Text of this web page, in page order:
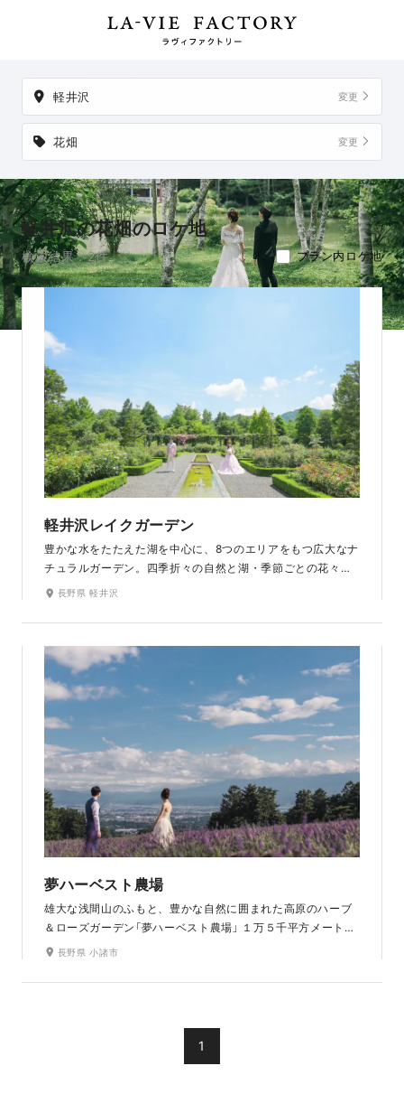
軽井沢 変更
花畑 変更
軽井沢の花畑のロケ地
検索結果：2件 プラン内ロケ地
軽井沢レイクガーデン
豊かな水をたたえた湖を中心に、8つのエリアをもつ広大なナ
チュラルガーデン。四季折々の自然と湖・季節ごとの花々・
緑のトンネル、石作りの橋、レンガの壁と「貴族のお庭」のよ
はイングリッシュローズなど160種のバラと宿根草が咲き華
やぎます。（冬季は閉園しています。）
長野県 軽井沢
夢ハーベスト農場
雄大な浅間山のふもと、豊かな自然に囲まれた高原のハーブ
＆ローズガーデン「夢ハーベスト農場」 １万５千平方メートル
の広大な敷地に、350種類を上回る各種のハーブ、1万株のラ
力のロケーション。 ラベンダーは7月上旬～下旬が見頃で、
長野県 小諸市
1